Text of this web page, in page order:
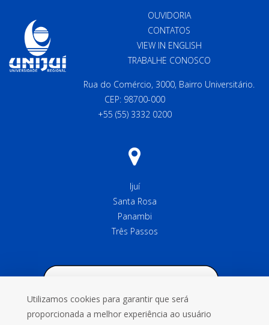
OUVIDORIA
CONTATOS
VIEW IN ENGLISH
TRABALHE CONOSCO
Rua do Comércio, 3000, Bairro Universitário.
CEP: 98700-000
+55 (55) 3332 0200
Ijuí
Santa Rosa
Panambi
Três Passos
Utilizamos cookies para garantir que será
proporcionada a melhor experiência ao usuário